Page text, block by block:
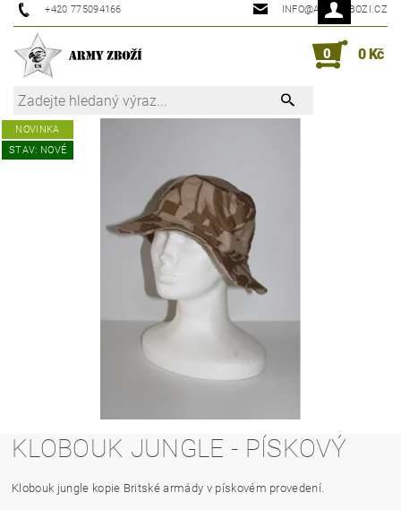
+420 775094166 INFO@ARMYZBOZI.CZ
0 0 Kč
NOVINKA
STAV: NOVÉ
KLOBOUK JUNGLE - PÍSKOVÝ
Klobouk jungle kopie Britské armády v pískovém provedení.